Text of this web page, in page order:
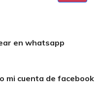
en whatsapp
mi cuenta de facebook